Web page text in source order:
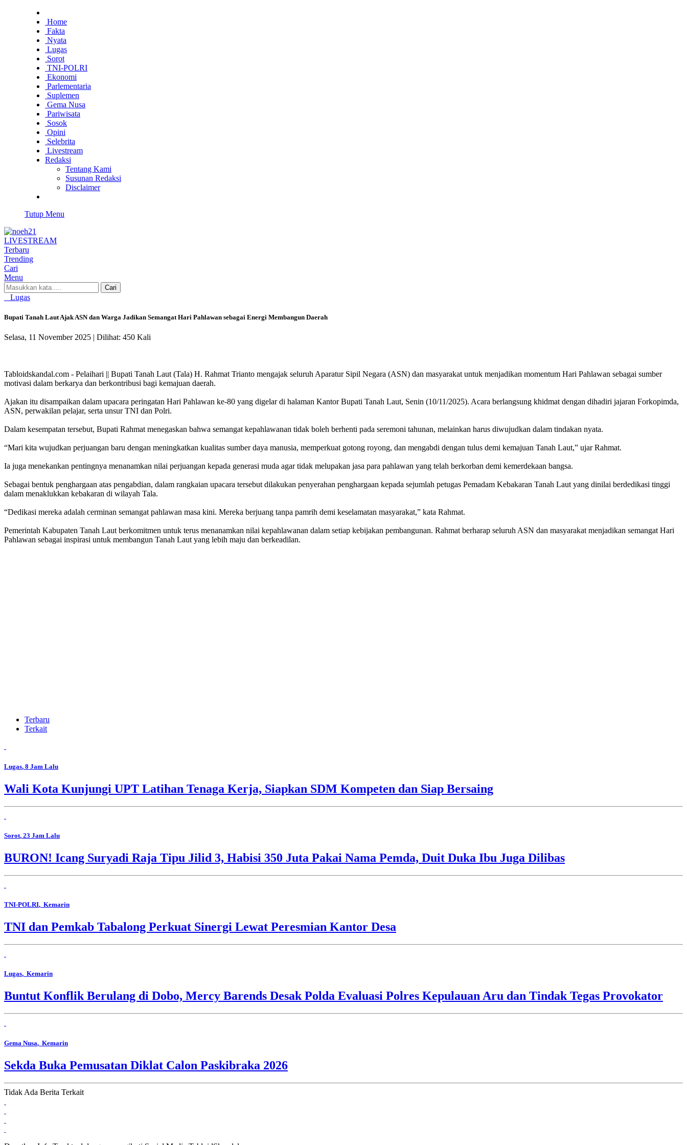
Home
Fakta
Nyata
Lugas
Sorot
TNI-POLRI
Ekonomi
Parlementaria
Suplemen
Gema Nusa
Pariwisata
Sosok
Opini
Selebrita
Livestream
Redaksi
Tentang Kami
Susunan Redaksi
Disclaimer
Tutup Menu
LIVESTREAM
Terbaru
Trending
Cari
Menu
Cari
Lugas
Bupati Tanah Laut Ajak ASN dan Warga Jadikan Semangat Hari Pahlawan sebagai Energi Membangun Daerah
Selasa, 11 November 2025 | Dilihat: 450 Kali
Tabloidskandal.com - Pelaihari || Bupati Tanah Laut (Tala) H. Rahmat Trianto mengajak seluruh Aparatur Sipil Negara (ASN) dan masyarakat untuk menjadikan momentum Hari Pahlawan sebagai sumber
motivasi dalam berkarya dan berkontribusi bagi kemajuan daerah.
Ajakan itu disampaikan dalam upacara peringatan Hari Pahlawan ke-80 yang digelar di halaman Kantor Bupati Tanah Laut, Senin (10/11/2025). Acara berlangsung khidmat dengan dihadiri jajaran Forkopimda,
ASN, perwakilan pelajar, serta unsur TNI dan Polri.
Dalam kesempatan tersebut, Bupati Rahmat menegaskan bahwa semangat kepahlawanan tidak boleh berhenti pada seremoni tahunan, melainkan harus diwujudkan dalam tindakan nyata.
“Mari kita wujudkan perjuangan baru dengan meningkatkan kualitas sumber daya manusia, memperkuat gotong royong, dan mengabdi dengan tulus demi kemajuan Tanah Laut,” ujar Rahmat.
Ia juga menekankan pentingnya menanamkan nilai perjuangan kepada generasi muda agar tidak melupakan jasa para pahlawan yang telah berkorban demi kemerdekaan bangsa.
Sebagai bentuk penghargaan atas pengabdian, dalam rangkaian upacara tersebut dilakukan penyerahan penghargaan kepada sejumlah petugas Pemadam Kebakaran Tanah Laut yang dinilai berdedikasi tinggi
dalam menaklukkan kebakaran di wilayah Tala.
“Dedikasi mereka adalah cerminan semangat pahlawan masa kini. Mereka berjuang tanpa pamrih demi keselamatan masyarakat,” kata Rahmat.
Pemerintah Kabupaten Tanah Laut berkomitmen untuk terus menanamkan nilai kepahlawanan dalam setiap kebijakan pembangunan. Rahmat berharap seluruh ASN dan masyarakat menjadikan semangat Hari
Pahlawan sebagai inspirasi untuk membangun Tanah Laut yang lebih maju dan berkeadilan.
Terbaru
Terkait
Lugas, 8 Jam Lalu
Wali Kota Kunjungi UPT Latihan Tenaga Kerja, Siapkan SDM Kompeten dan Siap Bersaing
Sorot, 23 Jam Lalu
BURON! Icang Suryadi Raja Tipu Jilid 3, Habisi 350 Juta Pakai Nama Pemda, Duit Duka Ibu Juga Dilibas
TNI-POLRI, Kemarin
TNI dan Pemkab Tabalong Perkuat Sinergi Lewat Peresmian Kantor Desa
Lugas, Kemarin
Buntut Konflik Berulang di Dobo, Mercy Barends Desak Polda Evaluasi Polres Kepulauan Aru dan Tindak Tegas Provokator
Gema Nusa, Kemarin
Sekda Buka Pemusatan Diklat Calon Paskibraka 2026
Tidak Ada Berita Terkait